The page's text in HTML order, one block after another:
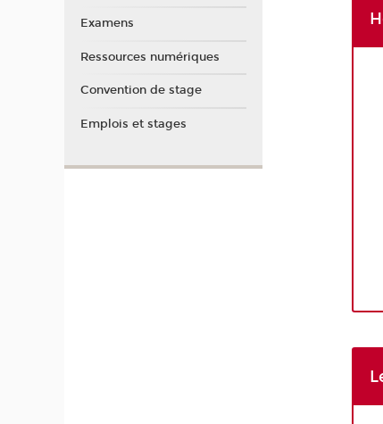
Examens
Ressources numériques
Convention de stage
Emplois et stages